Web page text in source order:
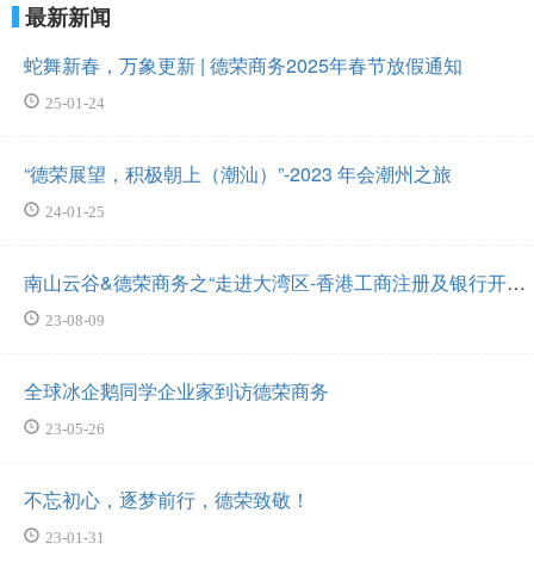
最新新闻
蛇舞新春，万象更新 | 德荣商务2025年春节放假通知
25-01-24
“德荣展望，积极朝上（潮汕）”-2023 年会潮州之旅
24-01-25
南山云谷&德荣商务之“走进大湾区-香港工商注册及银行开
户”讲座圆满结束
23-08-09
全球冰企鹅同学企业家到访德荣商务
23-05-26
不忘初心，逐梦前行，德荣致敬！
23-01-31